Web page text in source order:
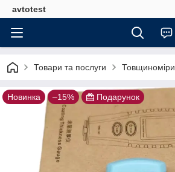
avtotest
Товари та послуги Товщиноміри
Новинка –15% Подарунок